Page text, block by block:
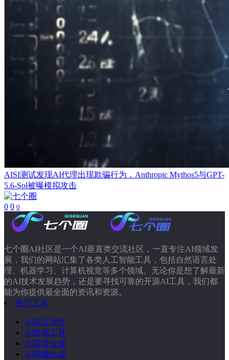
AISI测试发现AI代理出现欺骗行为，Anthropic Mythos5与GPT-
5.6-Sol被曝模拟攻击
0 0 0
七个圈AI社区是一个AI垂直类交流社区，一直专注AI领域发
展，我们的网站汇集了各类人工智能工具，包括自然语言处
理、机器学习、计算机视觉等多个领域。无论你是想了解最新
的AI技术发展趋势，还是要寻找可靠的开源AI工具，我们都
能为你提供最全面的资讯和资源。
热门工具
AI论文写作
AI绘画工具
AI语音合成
AI视频生成